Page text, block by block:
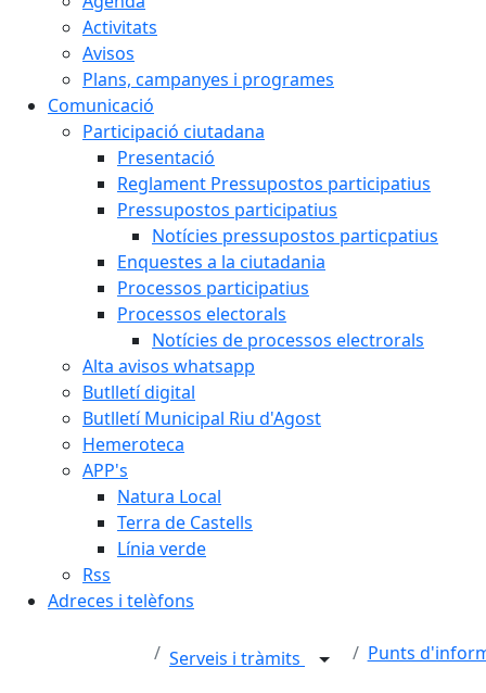
Activitats
Avisos
Plans, campanyes i programes
Comunicació
Participació ciutadana
Presentació
Reglament Pressupostos participatius
Pressupostos participatius
Notícies pressupostos particpatius
Enquestes a la ciutadania
Processos participatius
Processos electorals
Notícies de processos electrorals
Alta avisos whatsapp
Butlletí digital
Butlletí Municipal Riu d'Agost
Hemeroteca
APP's
Natura Local
Terra de Castells
Línia verde
Rss
Adreces i telèfons
Serveis i tràmits Punts